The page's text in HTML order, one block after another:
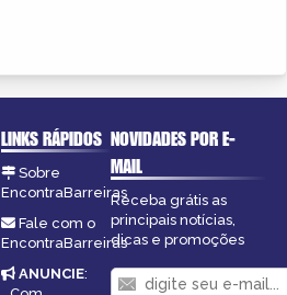
LINKS RÁPIDOS
Sobre
EncontraBarreiras
Fale com o
EncontraBarreiras
ANUNCIE:
NOVIDADES POR E-
MAIL
Receba grátis as
principais notícias,
dicas e promoções